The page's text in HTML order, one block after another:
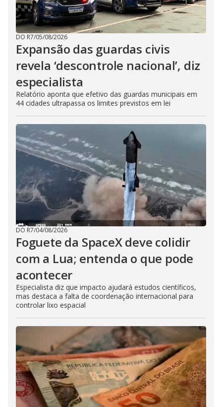
DO R7/05/08/2026
Expansão das guardas civis
revela ‘descontrole nacional’, diz
especialista
Relatório aponta que efetivo das guardas municipais em
44 cidades ultrapassa os limites previstos em lei
DO R7/04/08/2026
Foguete da SpaceX deve colidir
com a Lua; entenda o que pode
acontecer
Especialista diz que impacto ajudará estudos científicos,
mas destaca a falta de coordenação internacional para
controlar lixo espacial